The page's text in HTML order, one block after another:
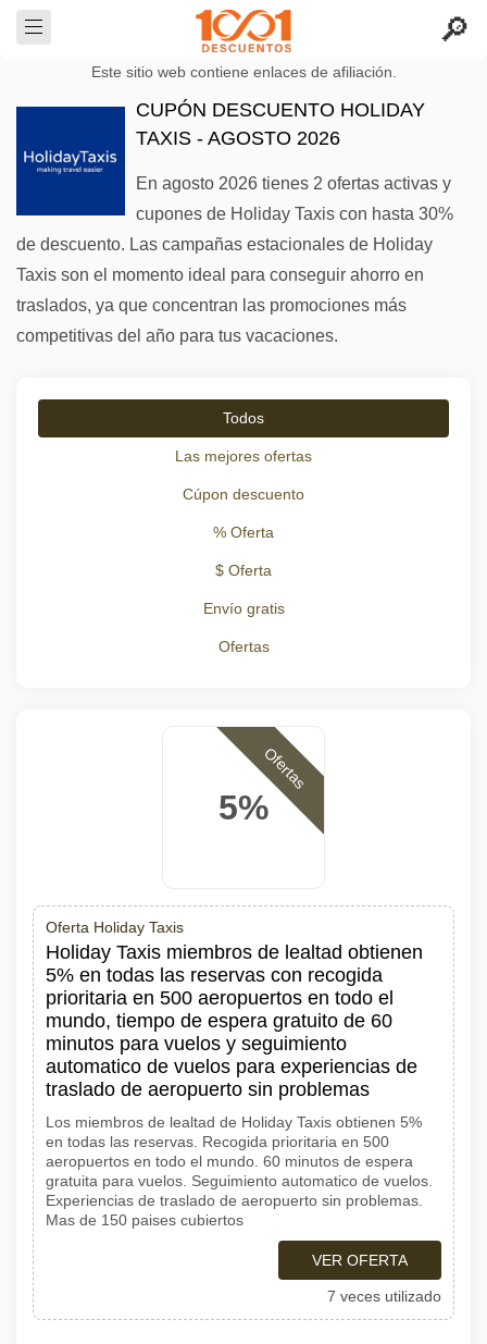
Este sitio web contiene enlaces de afiliación.
CUPÓN DESCUENTO HOLIDAY
TAXIS - AGOSTO 2026
En agosto 2026 tienes 2 ofertas activas y
cupones de Holiday Taxis con hasta 30%
de descuento. Las campañas estacionales de Holiday
Taxis son el momento ideal para conseguir ahorro en
traslados, ya que concentran las promociones más
competitivas del año para tus vacaciones.
Todos
Las mejores ofertas
Cúpon descuento
% Oferta
$ Oferta
Envío gratis
Ofertas
5%
Ofertas
Oferta Holiday Taxis
Holiday Taxis miembros de lealtad obtienen
5% en todas las reservas con recogida
prioritaria en 500 aeropuertos en todo el
mundo, tiempo de espera gratuito de 60
minutos para vuelos y seguimiento
automatico de vuelos para experiencias de
traslado de aeropuerto sin problemas
Los miembros de lealtad de Holiday Taxis obtienen 5%
en todas las reservas. Recogida prioritaria en 500
aeropuertos en todo el mundo. 60 minutos de espera
gratuita para vuelos. Seguimiento automatico de vuelos.
Experiencias de traslado de aeropuerto sin problemas.
Mas de 150 paises cubiertos
VER OFERTA
7 veces utilizado